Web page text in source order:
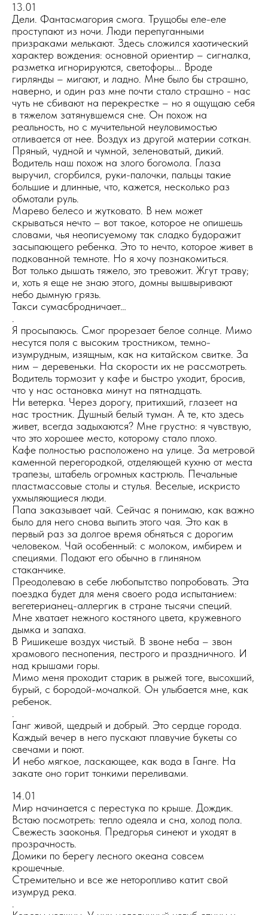
13.01
Дели. Фантасмагория смога. Трущобы еле-еле
проступают из ночи. Люди перепуганными
призраками мелькают. Здесь сложился хаотический
характер вождения: основной ориентир – сигналка,
разметка игнорируются, светофоры... Вроде
гирлянды – мигают, и ладно. Мне было бы страшно,
наверно, и один раз мне почти стало страшно - нас
чуть не сбивают на перекрестке – но я ощущаю себя
в тяжелом затянувшемся сне. Он похож на
реальность, но с мучительной неуловимостью
отливается от нее. Воздух из другой материи соткан.
Пряный, чудной и чумной, зеленоватый, дикий.
Водитель наш похож на злого богомола. Глаза
выручил, сгорбился, руки-палочки, пальцы такие
большие и длинные, что, кажется, несколько раз
обмотали руль.
Марево белесо и жутковато. В нем может
скрываться нечто – вот такое, которое не опишешь
словами, чья неописуемому так сладко будоражит
засыпающего ребенка. Это то нечто, которое живет в
подкованной темноте. Но я хочу познакомиться.
Вот только дышать тяжело, это тревожит. Жгут траву;
и, хоть я еще не знаю этого, домны вышвыривают
небо дымную грязь.
Такси сумасбродничает…
Я просыпаюсь. Смог прорезает белое солнце. Мимо
несутся поля с высоким тростником, темно-
изумрудным, изящным, как на китайском свитке. За
ним – деревеньки. На скорости их не рассмотреть.
Водитель тормозит у кафе и быстро уходит, бросив,
что у нас остановка минут на пятнадцать.
Ни ветерка. Через дорогу, притихший, глазеет на
нас тростник. Душный белый туман. А те, кто здесь
живет, всегда задыхаются? Мне грустно: я чувствую,
что это хорошее место, которому стало плохо.
Кафе полностью расположено на улице. За метровой
каменной перегородкой, отделяющей кухню от места
трапезы, штабель огромных кастрюль. Печальные
пластмассовые столы и стулья. Веселые, искристо
ухмыляющиеся люди.
Папа заказывает чай. Сейчас я понимаю, как важно
было для него снова выпить этого чая. Это как в
первый раз за долгое время обняться с дорогим
человеком. Чай особенный: с молоком, имбирем и
специями. Подают его обычно в глиняном
стаканчике.
Преодолеваю в себе любопытство попробовать. Эта
поездка будет для меня своего рода испытанием:
вегетерианец-аллергик в стране тысячи специй.
Мне хватает нежного костяного цвета, кружевного
дымка и запаха.
В Ришикеше воздух чистый. В звоне неба – звон
храмового песнопения, пестрого и праздничного. И
над крышами горы.
Мимо меня проходит старик в рыжей тоге, высохший,
бурый, с бородой-мочалкой. Он улыбается мне, как
ребенок.
Ганг живой, щедрый и добрый. Это сердце города.
Каждый вечер в него пускают плавучие букеты со
свечами и поют.
И небо мягкое, ласкающее, как вода в Ганге. На
закате оно горит тонкими переливами.
14.01
Мир начинается с перестука по крыше. Дождик.
Встаю посмотреть: тепло одеяла и сна, холод пола.
Свежесть заоконья. Предгорья синеют и уходят в
прозрачность.
Домики по берегу лесного океана совсем
крошечные.
Стремительно и все же неторопливо катит свой
изумруд река.